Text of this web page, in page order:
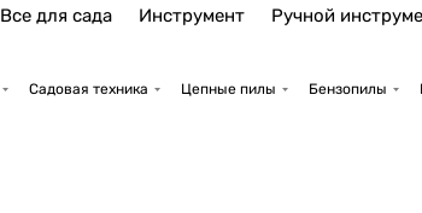
Все для сада Инструмент Ручной
Садовая техника Цепные пилы Бензопилы